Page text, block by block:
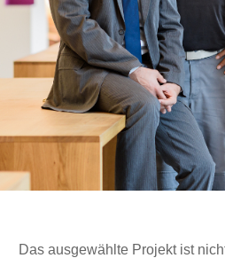
Das ausgewählte Projekt ist